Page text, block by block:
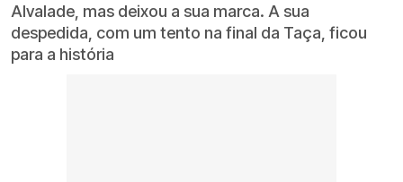
Alvalade, mas deixou a sua marca. A sua
despedida, com um tento na final da Taça, ficou
para a história